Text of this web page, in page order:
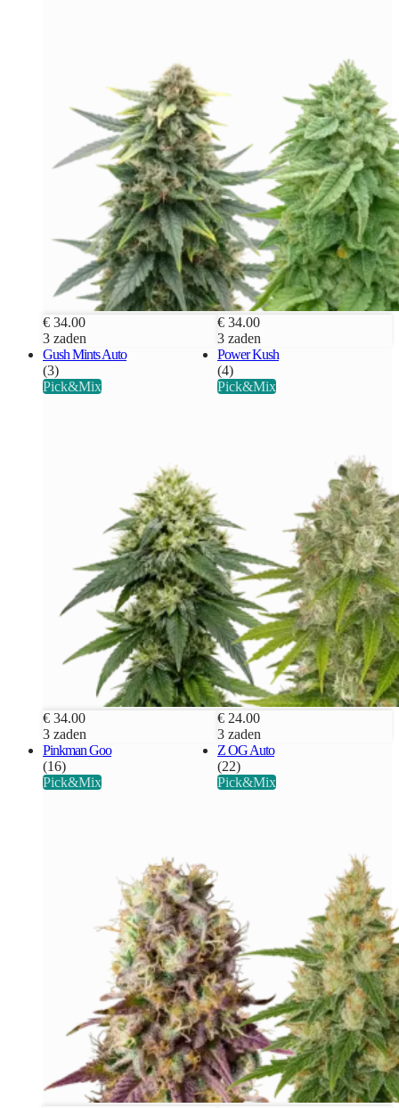
€ 34.00
3 zaden
€ 34.00
3 zaden
Gush Mints Auto
(3)
Pick&Mix
€ 34.00
3 zaden
Power Kush
(4)
Pick&Mix
€ 24.00
3 zaden
Pinkman Goo
(16)
Pick&Mix
Z OG Auto
(22)
Pick&Mix